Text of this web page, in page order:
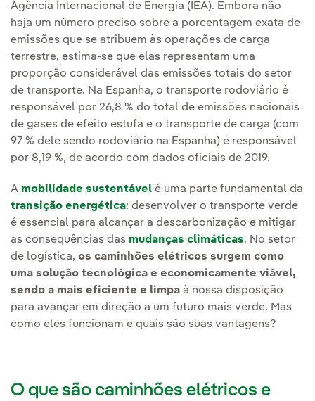
Agência Internacional de Energia (IEA). Embora não
haja um número preciso sobre a porcentagem exata de
emissões que se atribuem às operações de carga
terrestre, estima-se que elas representam uma
proporção considerável das emissões totais do setor
de transporte. Na Espanha, o transporte rodoviário é
responsável por 26,8 % do total de emissões nacionais
de gases de efeito estufa e o transporte de carga (com
97 % dele sendo rodoviário na Espanha) é responsável
por 8,19 %, de acordo com dados oficiais de 2019.
A mobilidade sustentável é uma parte fundamental da
transição energética: desenvolver o transporte verde
é essencial para alcançar a descarbonização e mitigar
as consequências das mudanças climáticas. No setor
de logística, os caminhões elétricos surgem como
uma solução tecnológica e economicamente viável,
sendo a mais eficiente e limpa à nossa disposição
para avançar em direção a um futuro mais verde. Mas
como eles funcionam e quais são suas vantagens?
O que são caminhões elétricos e